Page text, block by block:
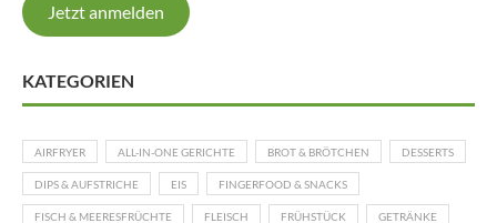
Jetzt anmelden
KATEGORIEN
AIRFRYER ALL-IN-ONE GERICHTE BROT & BRÖTCHEN DESSERTS
DIPS & AUFSTRICHE EIS FINGERFOOD & SNACKS
FISCH & MEERESFRÜCHTE FLEISCH FRÜHSTÜCK GETRÄNKE